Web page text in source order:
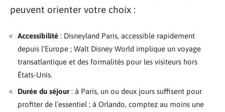
peuvent orienter votre choix :
Accessibilité : Disneyland Paris, accessible rapidement
depuis l’Europe ; Walt Disney World implique un voyage
transatlantique et des formalités pour les visiteurs hors
États-Unis.
Durée du séjour: à Paris, un ou deux jours suffisent pour
profiter de l’essentiel ; à Orlando, comptez au moins une